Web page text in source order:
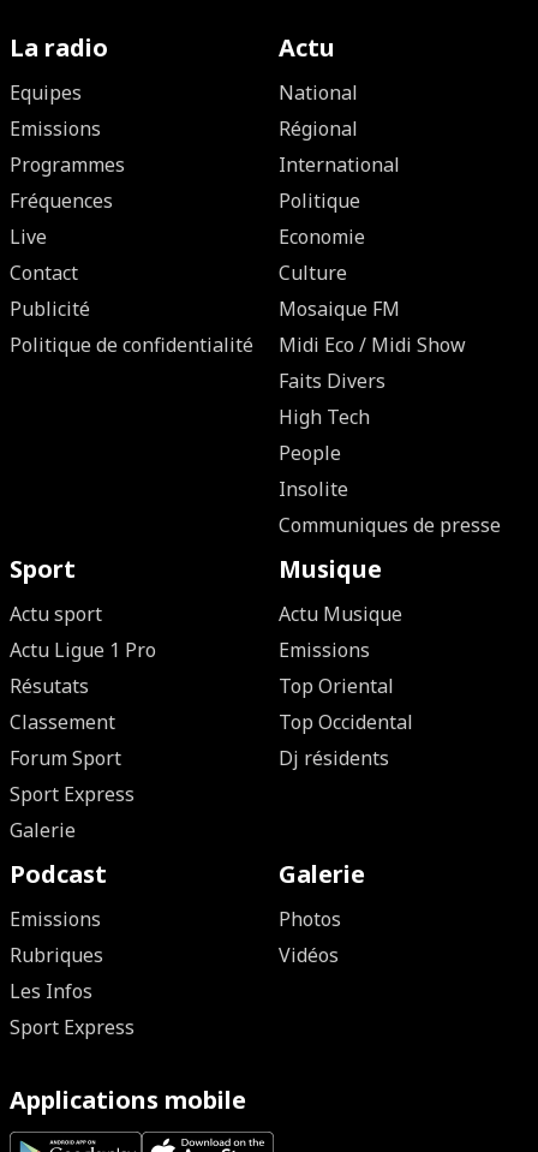
La radio
Equipes
Emissions
Programmes
Fréquences
Live
Contact
Publicité
Politique de confidentialité
Actu
National
Régional
International
Politique
Economie
Culture
Mosaique FM
Midi Eco / Midi Show
Faits Divers
High Tech
People
Insolite
Communiques de presse
Sport
Actu sport
Actu Ligue 1 Pro
Résutats
Classement
Forum Sport
Sport Express
Galerie
Musique
Actu Musique
Emissions
Top Oriental
Top Occidental
Dj résidents
Podcast
Emissions
Rubriques
Les Infos
Sport Express
Galerie
Photos
Vidéos
Applications mobile